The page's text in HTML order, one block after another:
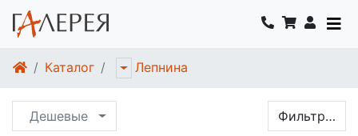
Каталог Лепнина
Дешевые Фильтр…